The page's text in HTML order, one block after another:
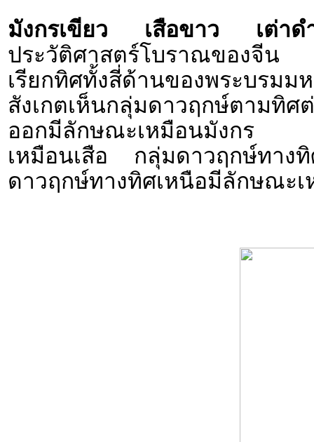
มังกรเขียว เสือขาว เต่าด
ประวัติศาสตร์โบราณของจีน
เรียกทิศทั้งสี่ด้านของพระบรม
สังเกตเห็นกลุ่มดาวฤกษ์ตามทิ
ออกมีลักษณะเหมือนมังกร
เหมือนเสือ กลุ่มดาวฤกษ์ทา
ดาวฤกษ์ทางทิศเหนือมีลักษณะเ